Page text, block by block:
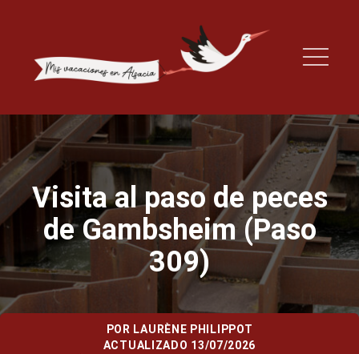
Visita al paso de peces
de Gambsheim (Paso
309)
POR LAURÈNE PHILIPPOT
ACTUALIZADO 13/07/2026